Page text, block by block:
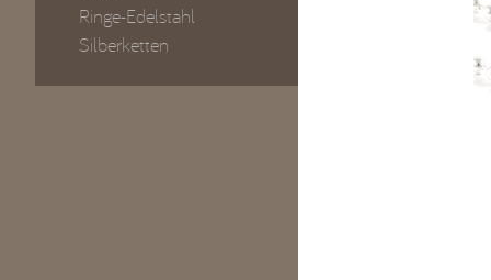
Ringe-Edelstahl
Silberketten